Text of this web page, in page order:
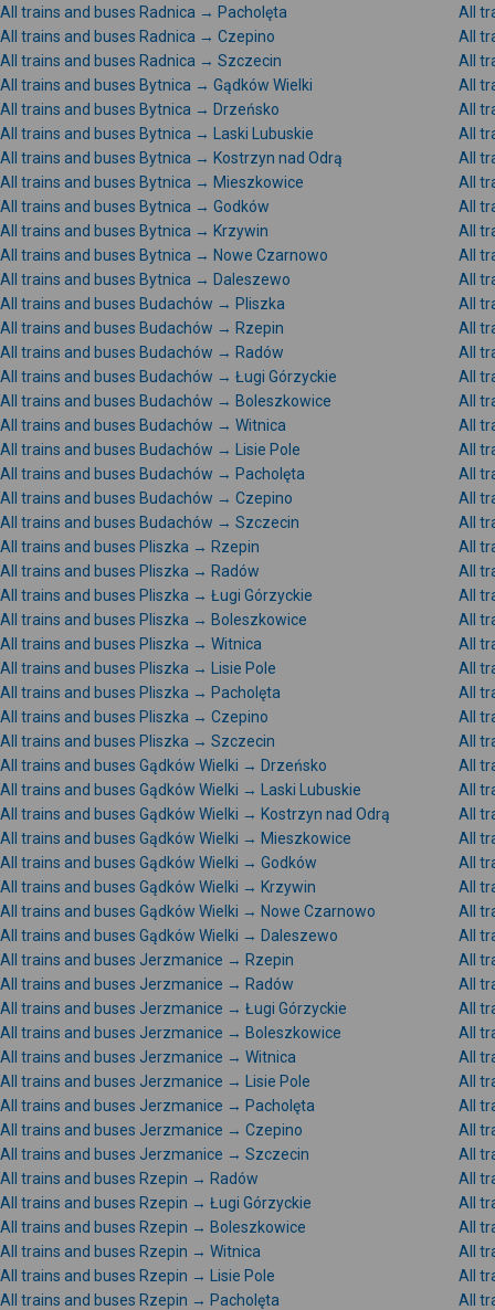
All trains and buses Radnica → Pacholęta
All
All trains and buses Radnica → Czepino
All
All trains and buses Radnica → Szczecin
All
All trains and buses Bytnica → Gądków Wielki
All
All trains and buses Bytnica → Drzeńsko
All
All trains and buses Bytnica → Laski Lubuskie
All
All trains and buses Bytnica → Kostrzyn nad Odrą
All
All trains and buses Bytnica → Mieszkowice
All
All trains and buses Bytnica → Godków
All
All trains and buses Bytnica → Krzywin
All
All trains and buses Bytnica → Nowe Czarnowo
All
All trains and buses Bytnica → Daleszewo
All
All trains and buses Budachów → Pliszka
All
All trains and buses Budachów → Rzepin
All
All trains and buses Budachów → Radów
All
All trains and buses Budachów → Ługi Górzyckie
All
All trains and buses Budachów → Boleszkowice
All
All trains and buses Budachów → Witnica
All
All trains and buses Budachów → Lisie Pole
All
All trains and buses Budachów → Pacholęta
All
All trains and buses Budachów → Czepino
All
All trains and buses Budachów → Szczecin
All
All trains and buses Pliszka → Rzepin
All
All trains and buses Pliszka → Radów
All
All trains and buses Pliszka → Ługi Górzyckie
All
All trains and buses Pliszka → Boleszkowice
All
All trains and buses Pliszka → Witnica
All
All trains and buses Pliszka → Lisie Pole
All
All trains and buses Pliszka → Pacholęta
All
All trains and buses Pliszka → Czepino
All
All trains and buses Pliszka → Szczecin
All
All trains and buses Gądków Wielki → Drzeńsko
All
All trains and buses Gądków Wielki → Laski Lubuskie
All
All trains and buses Gądków Wielki → Kostrzyn nad Odrą
All
All trains and buses Gądków Wielki → Mieszkowice
All
All trains and buses Gądków Wielki → Godków
All
All trains and buses Gądków Wielki → Krzywin
All
All trains and buses Gądków Wielki → Nowe Czarnowo
All
All trains and buses Gądków Wielki → Daleszewo
All
All trains and buses Jerzmanice → Rzepin
All
All trains and buses Jerzmanice → Radów
All
All trains and buses Jerzmanice → Ługi Górzyckie
All
All trains and buses Jerzmanice → Boleszkowice
All
All trains and buses Jerzmanice → Witnica
All
All trains and buses Jerzmanice → Lisie Pole
All
All trains and buses Jerzmanice → Pacholęta
All
All trains and buses Jerzmanice → Czepino
All
All trains and buses Jerzmanice → Szczecin
All
All trains and buses Rzepin → Radów
All
All trains and buses Rzepin → Ługi Górzyckie
All
All trains and buses Rzepin → Boleszkowice
All
All trains and buses Rzepin → Witnica
All
All trains and buses Rzepin → Lisie Pole
All
All trains and buses Rzepin → Pacholęta
All